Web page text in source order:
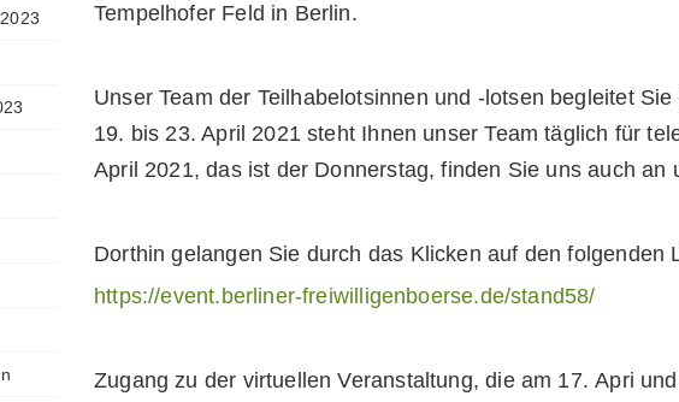
Tempelhofer Feld in Berlin.
Unser Team der Teilhabelotsinnen und -lotsen begleitet
19. bis 23. April 2021 steht Ihnen unser Team täglich für
April 2021, das ist der Donnerstag, finden Sie uns auch
Dorthin gelangen Sie durch das Klicken auf den folgenden
https://event.berliner-freiwilligenboerse.de/stand58/
Zugang zu der virtuellen Veranstaltung, die am 17. Apri